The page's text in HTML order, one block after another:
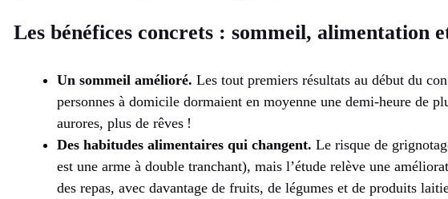
Les bénéfices concrets : sommeil, alimentation
Un sommeil amélioré. Les tout premiers résultats au début du
personnes à domicile dormaient en moyenne une demi-heure de
aurores, plus de rêves !
Des habitudes alimentaires qui changent. Le risque de
est une arme à double tranchant), mais l’étude relève une
des repas, avec davantage de fruits, de légumes et de produits